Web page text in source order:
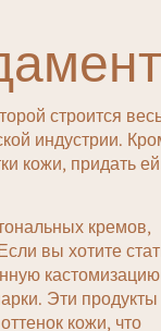
строится
индустрии.
кожи, придать
кремов,
вы хотите
Эти продукты
кожи, что